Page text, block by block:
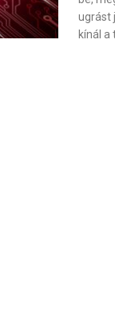
ugrást
kínál a